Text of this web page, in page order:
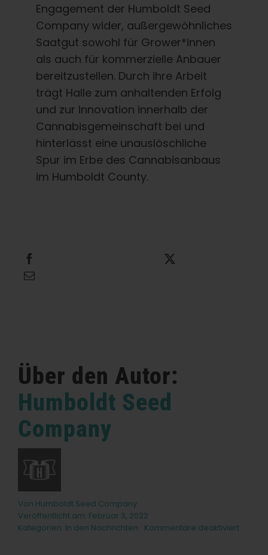
Engagement der Humboldt Seed
Company wider, außergewöhnliches
Saatgut sowohl für Grower*innen
als auch für kommerzielle Anbauer
bereitzustellen. Durch ihre Arbeit
trägt Halle zum anhaltenden Erfolg
und zur Innovation innerhalb der
Cannabisgemeinschaft bei und
hinterlässt eine unauslöschliche
Spur im Erbe des Cannabisanbaus
im Humboldt County.
Über den Autor:
Humboldt Seed
Company
Von Humboldt Seed Company
Veröffentlicht am: Februar 3, 2022
Kategorien: In den Nachrichten Kommentare deaktiviertfür